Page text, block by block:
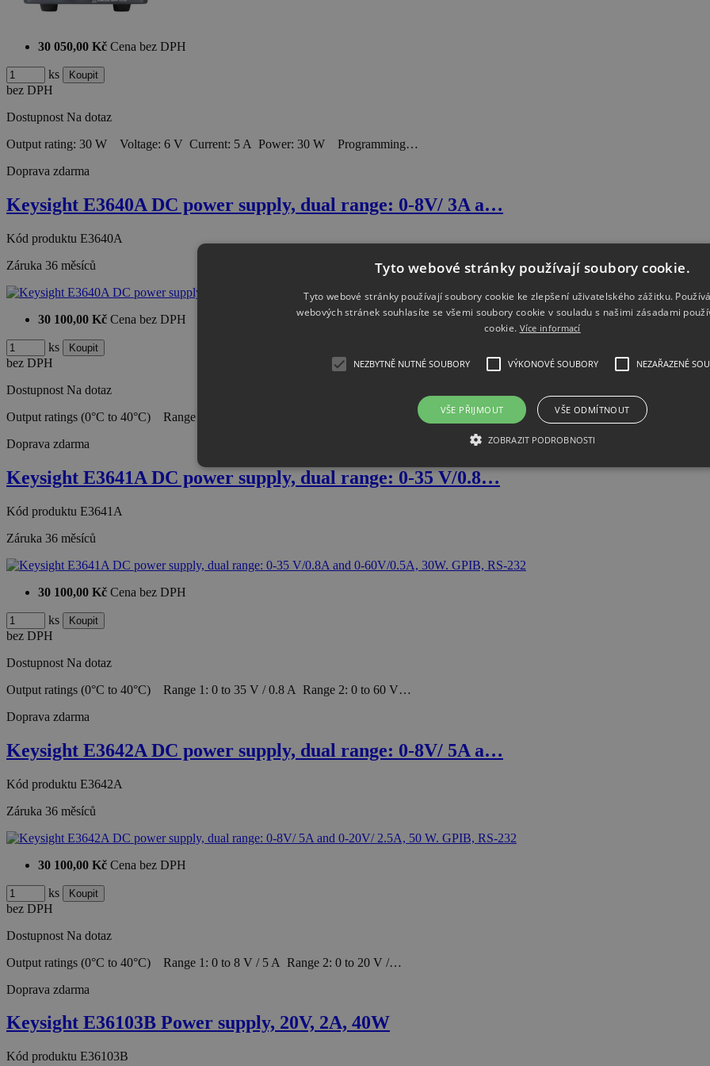
30 050,00 Kč Cena bez DPH
ks
bez DPH
Dostupnost Na dotaz
Output rating: 30 W Voltage: 6 V Current: 5 A Power: 30 W Programming…
Doprava zdarma
Keysight E3640A DC power supply, dual range: 0-8V/ 3A a…
Kód produktu E3640A
Záruka 36 měsíců
30 100,00 Kč Cena bez DPH
ks
bez DPH
Dostupnost Na dotaz
Output ratings (0°C to 40°C) Range 1: 0 to 8 V / 3 A Range 2: 0 to 20 V /…
Doprava zdarma
Keysight E3641A DC power supply, dual range: 0-35 V/0.8…
Kód produktu E3641A
Záruka 36 měsíců
30 100,00 Kč Cena bez DPH
ks
bez DPH
Dostupnost Na dotaz
Output ratings (0°C to 40°C) Range 1: 0 to 35 V / 0.8 A Range 2: 0 to 60 V…
Doprava zdarma
Keysight E3642A DC power supply, dual range: 0-8V/ 5A a…
Kód produktu E3642A
Záruka 36 měsíců
30 100,00 Kč Cena bez DPH
ks
bez DPH
Dostupnost Na dotaz
Output ratings (0°C to 40°C) Range 1: 0 to 8 V / 5 A Range 2: 0 to 20 V /…
Doprava zdarma
Keysight E36103B Power supply, 20V, 2A, 40W
Kód produktu E36103B
Tyto webové stránky používají soubory cookie.
Tyto webové stránky používají soubory cookie ke zlepšení uživatelského zážitku.
webových stránek souhlasíte se všemi soubory cookie v souladu s našimi zásadami
cookie. Více informací
NEZBYTNĚ NUTNÉ SOUBORY VÝKONOVÉ SOUBORY NEZAŘAZENÉ
VŠE PŘIJMOUT VŠE ODMÍTNOUT
ZOBRAZIT PODROBNOSTI